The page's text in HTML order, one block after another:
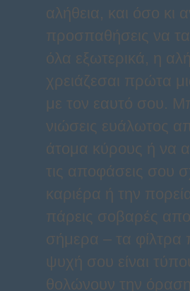
αλήθεια, και όσο κι
προσπαθήσεις να
όλα εξωτερικά, η
χρειάζεσαι πρώτα
με τον εαυτό σου.
νιώσεις ευάλωτος
άτομα κύρους ή να
τις αποφάσεις σου
καριέρα ή την
πάρεις σοβαρές
σήμερα – τα φίλτρα
ψυχή σου είναι
θολώνουν την